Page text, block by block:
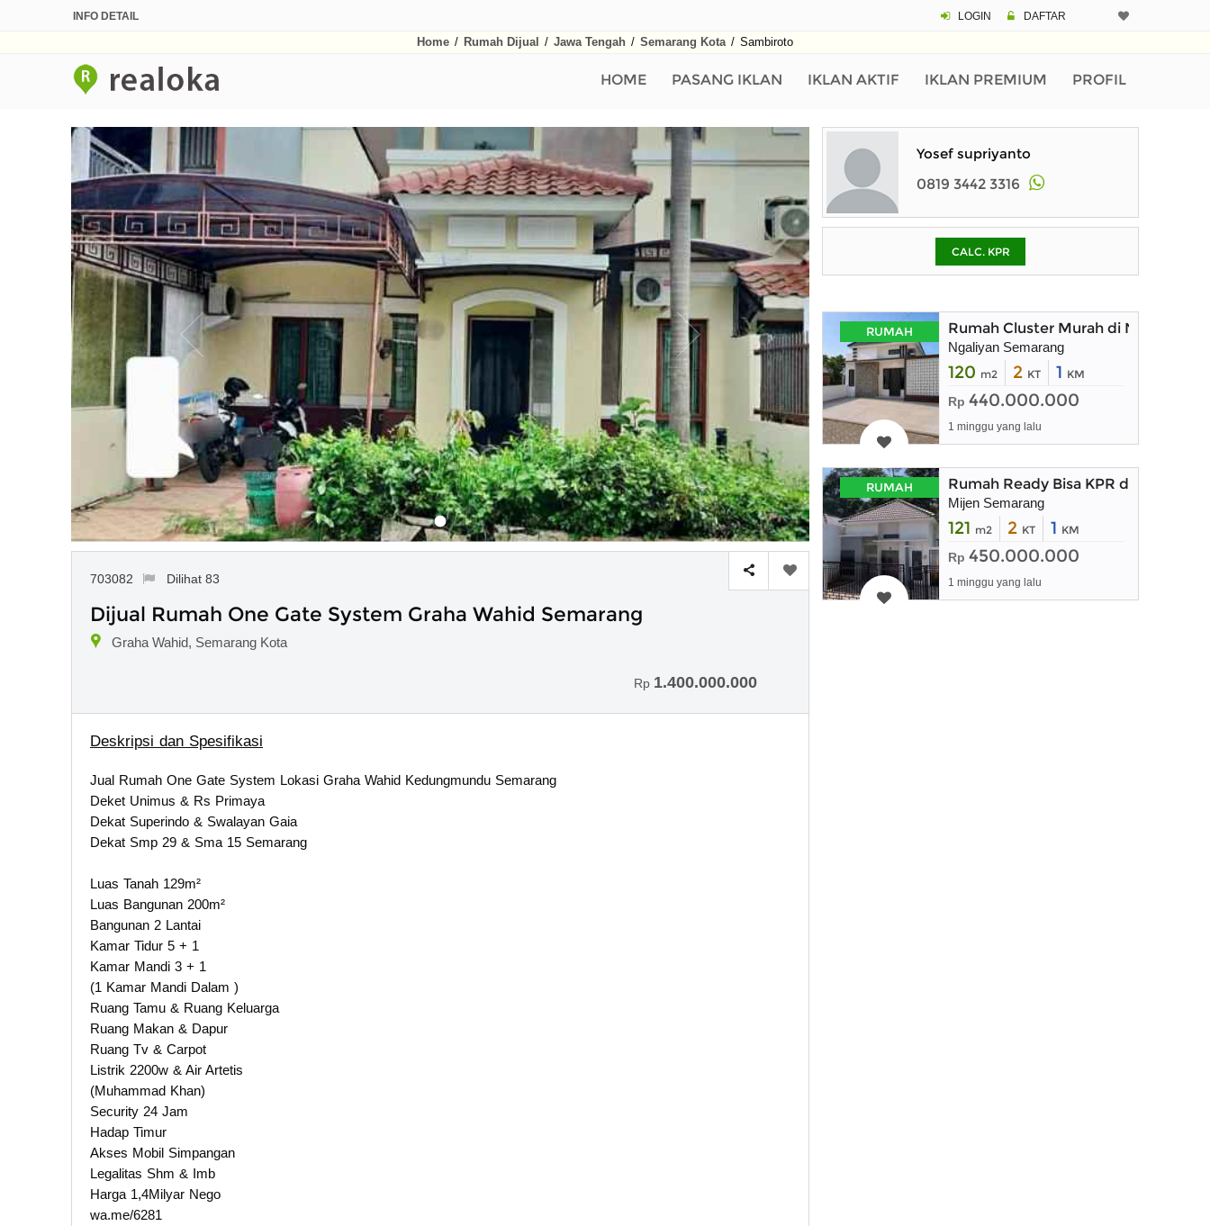
INFO DETAIL LOGIN DAFTAR
Home / Rumah Dijual / Jawa Tengah / Semarang Kota / Sambiroto
HOME PASANG IKLAN IKLAN AKTIF IKLAN PREMIUM PROFIL
703082 Dilihat 83
Dijual Rumah One Gate System Graha Wahid Semarang
Graha Wahid, Semarang Kota
Rp 1.400.000.000
Deskripsi dan Spesifikasi
Jual Rumah One Gate System Lokasi Graha Wahid Kedungmundu Semarang
Deket Unimus & Rs Primaya
Dekat Superindo & Swalayan Gaia
Dekat Smp 29 & Sma 15 Semarang
Luas Tanah 129m²
Luas Bangunan 200m²
Bangunan 2 Lantai
Kamar Tidur 5 + 1
Kamar Mandi 3 + 1
(1 Kamar Mandi Dalam )
Ruang Tamu & Ruang Keluarga
Ruang Makan & Dapur
Ruang Tv & Carpot
Listrik 2200w & Air Artetis
(Muhammad Khan)
Security 24 Jam
Hadap Timur
Akses Mobil Simpangan
Legalitas Shm & Imb
Harga 1,4Milyar Nego
wa.me/6281
Pinjaman (PIN)
pada kotak-
Yosef supriyanto
0819 3442 3316
CALC. KPR
RUMAH Rumah Cluster Murah di Ngaliyan
Ngaliyan Semarang
120 m2 2 KT 1 KM
Rp 440.000.000
1 minggu yang lalu
RUMAH Rumah Ready Bisa KPR di Mijen
Mijen Semarang
121 m2 2 KT 1 KM
Rp 450.000.000
1 minggu yang lalu